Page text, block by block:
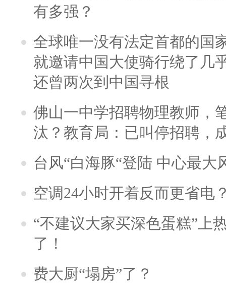
有多强？
全球唯一没有法定首都的国
就邀请中国大使骑行绕了几
还曾两次到中国寻根
佛山一中学招聘物理教师，
汰？教育局：已叫停招聘，
台风“白海豚“登陆 中心最大
空调24小时开着反而更省电
“不建议大家买深色蛋糕”上
了！
费大厨“塌房”了？